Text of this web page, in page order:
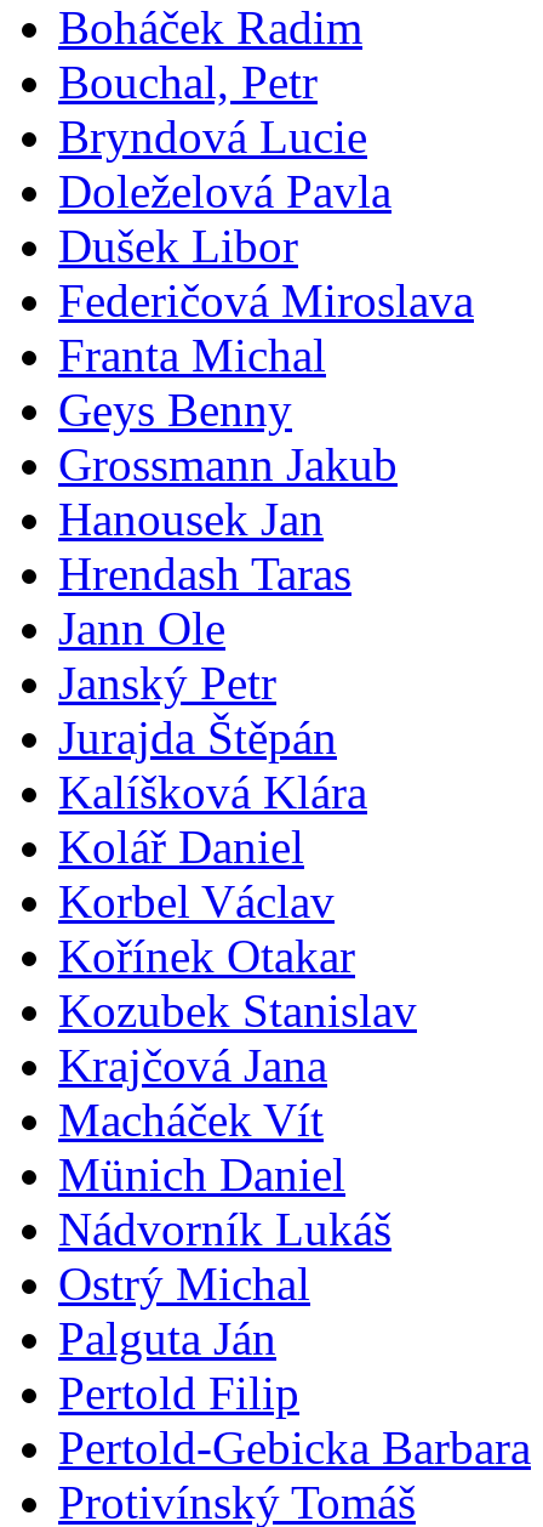
Boháček Radim
Bouchal, Petr
Bryndová Lucie
Doleželová Pavla
Dušek Libor
Federičová Miroslava
Franta Michal
Geys Benny
Grossmann Jakub
Hanousek Jan
Hrendash Taras
Jann Ole
Janský Petr
Jurajda Štěpán
Kalíšková Klára
Kolář Daniel
Korbel Václav
Kořínek Otakar
Kozubek Stanislav
Krajčová Jana
Macháček Vít
Münich Daniel
Nádvorník Lukáš
Ostrý Michal
Palguta Ján
Pertold Filip
Pertold-Gebicka Barbara
Protivínský Tomáš